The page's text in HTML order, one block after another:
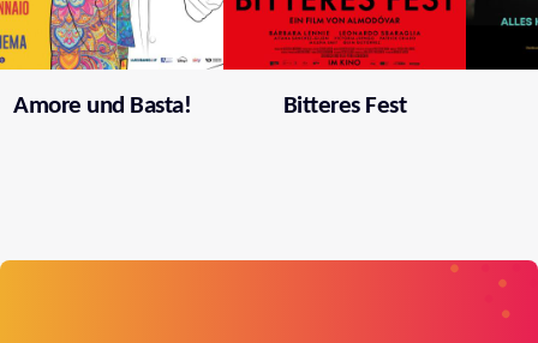
Amore und Basta! Bitteres Fest